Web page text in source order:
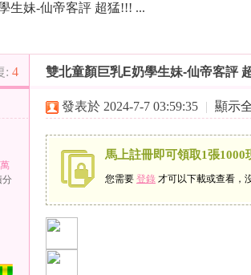
› ›
生妹-仙帝客評 超猛!!! ...
: 4 雙北童顏巨乳E奶學生妹-仙帝客評
分
發表於 2024-7-7 03:59:35 | 顯示
馬上註冊即可領取1張1000
您需要 登錄 才可以下載或查看，